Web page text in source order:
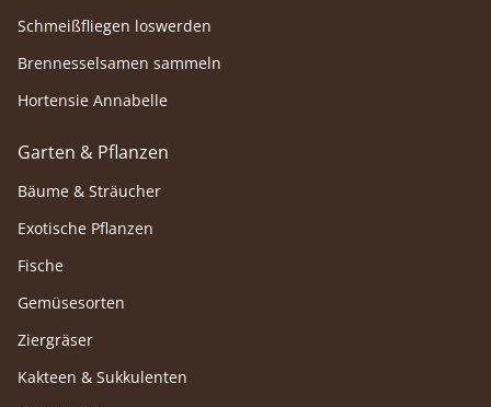
Schmeißfliegen loswerden
Brennesselsamen sammeln
Hortensie Annabelle
Garten & Pflanzen
Bäume & Sträucher
Exotische Pflanzen
Fische
Gemüsesorten
Ziergräser
Kakteen & Sukkulenten